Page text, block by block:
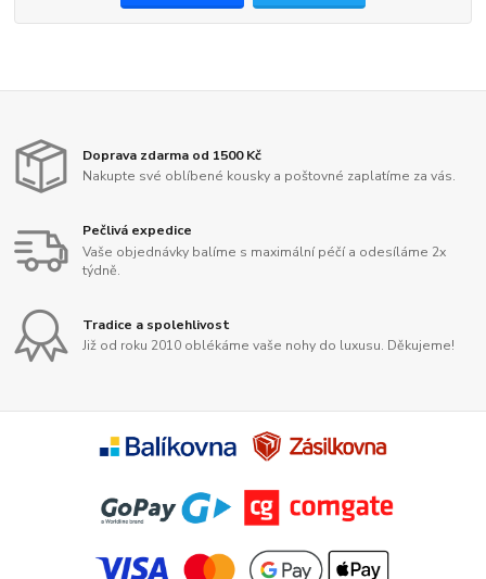
Doprava zdarma od 1500 Kč
Nakupte své oblíbené kousky a poštovné zaplatíme za vás.
Pečlivá expedice
Vaše objednávky balíme s maximální péčí a odesíláme 2x
týdně.
Tradice a spolehlivost
Již od roku 2010 oblékáme vaše nohy do luxusu. Děkujeme!